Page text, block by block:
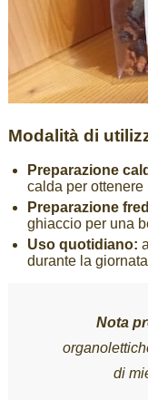
Modalità di
Preparazione
calda per
Preparazione
ghiaccio per una
Uso quotidiano:
durante la
Nota
di